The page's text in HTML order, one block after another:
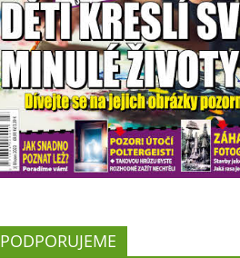
PODPORUJEME